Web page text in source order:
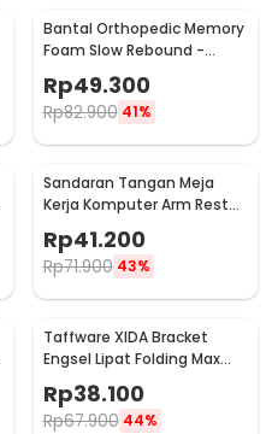
Bantal Orthopedic Memory
Foam Slow Rebound -
Rp49.300
Rp82.900 41%
Sandaran Tangan Meja
Kerja Komputer Arm Rest
Pad - 91526
Rp41.200
Rp71.900 43%
Taffware XIDA Bracket
Engsel Lipat Folding Max
Load 65kg 14 Inch 2 PCS -
JM007
Rp38.100
Rp67.900 44%